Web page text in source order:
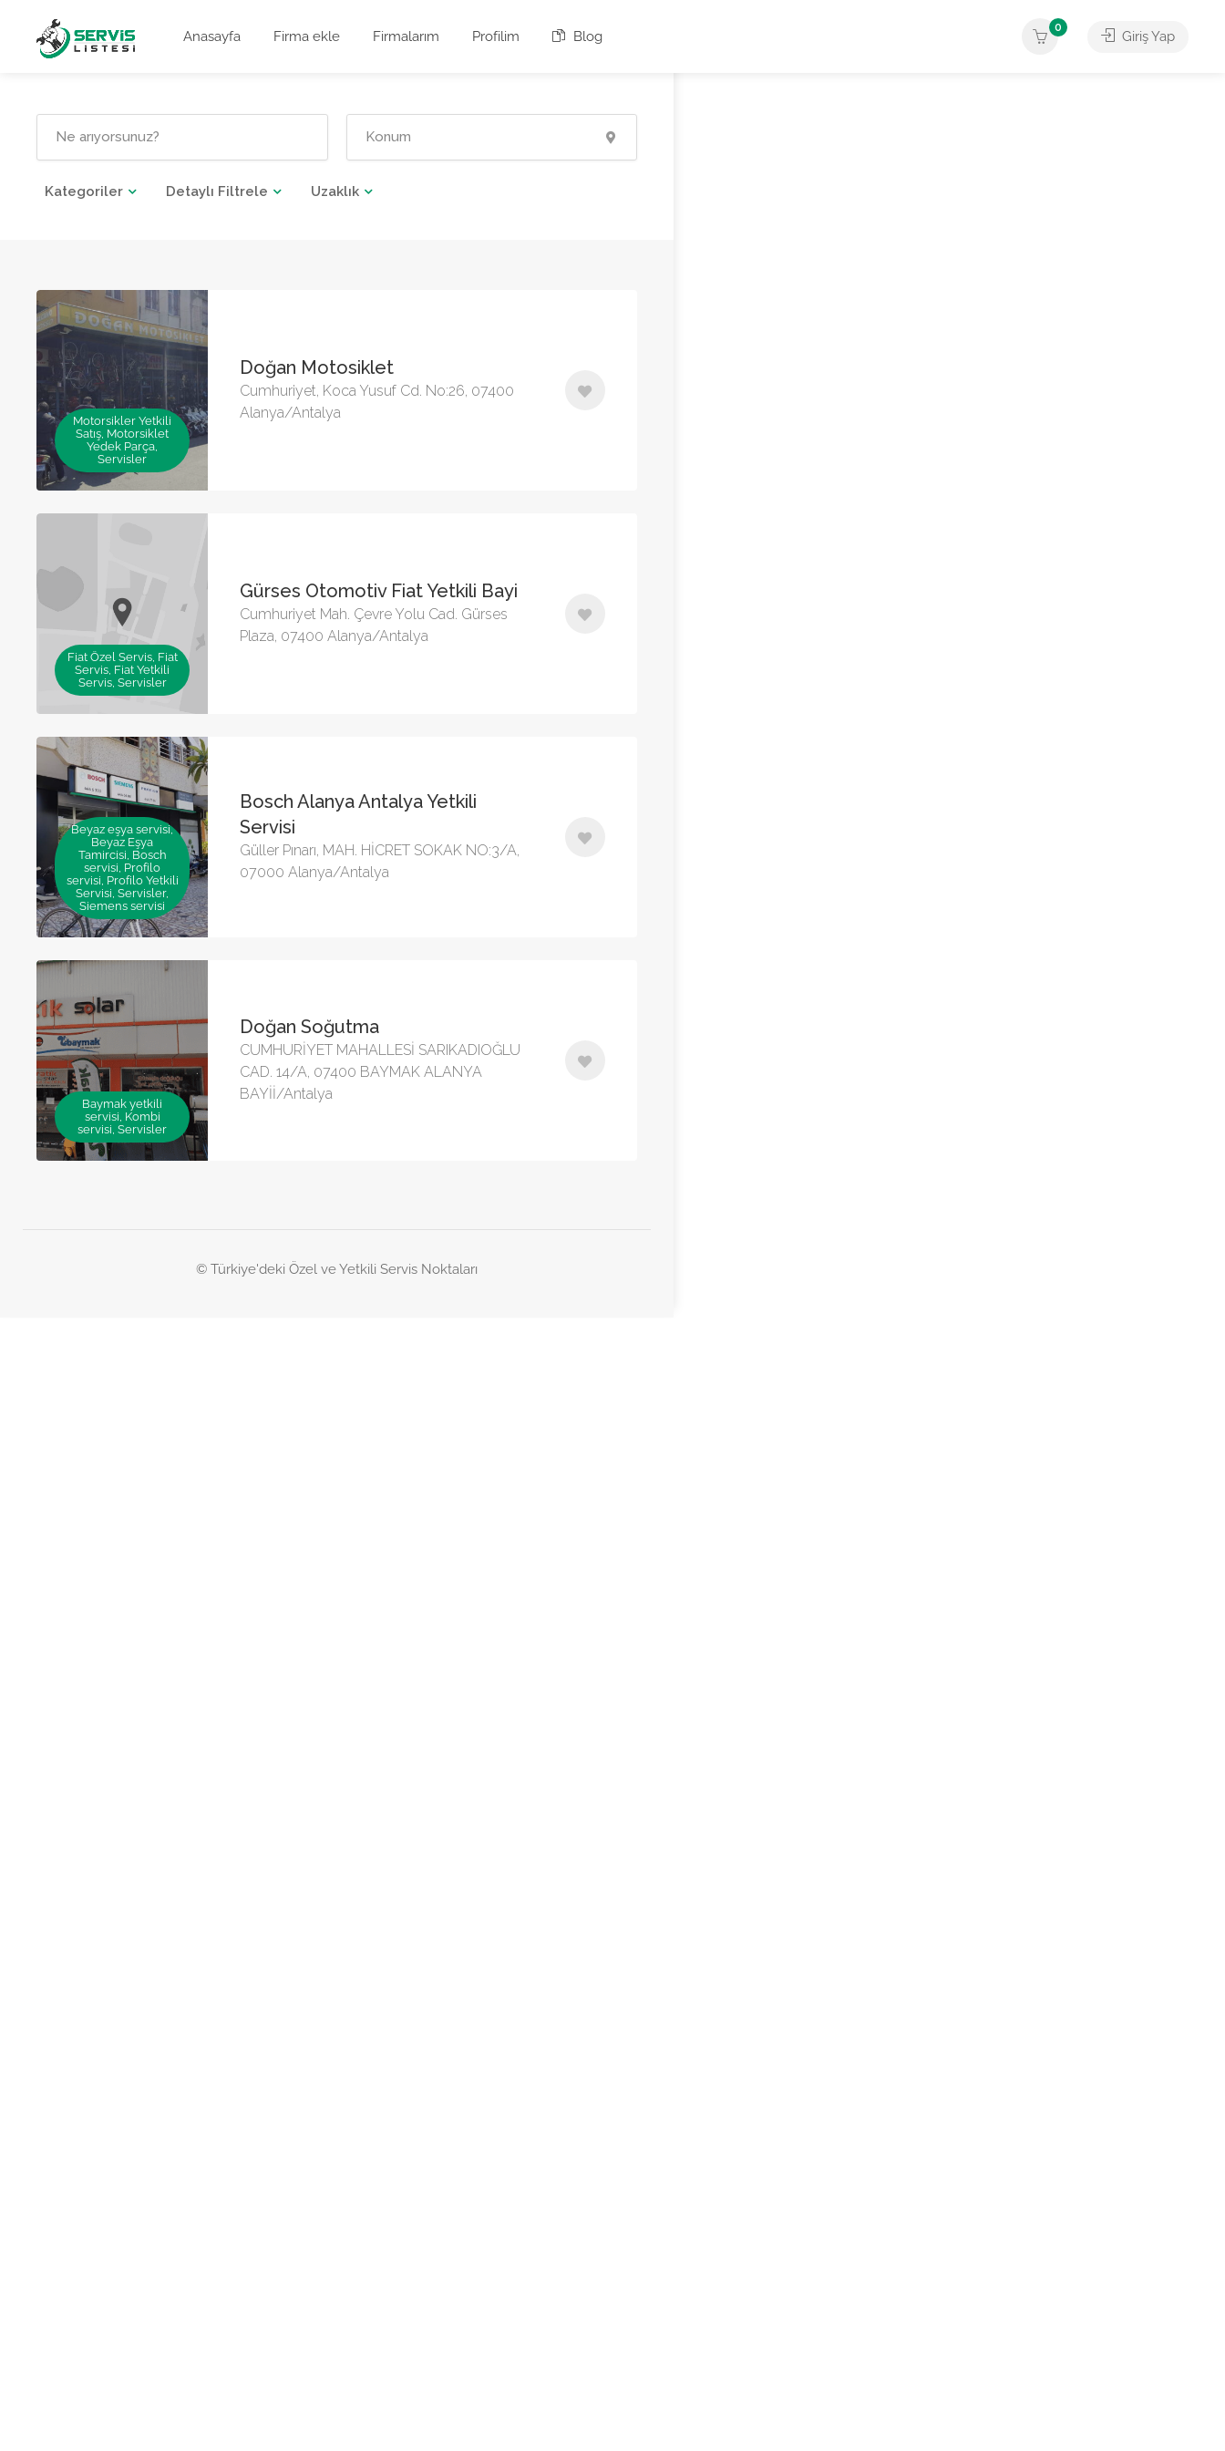
Anasayfa Firma ekle Firmalarım Profilim Blog
0
Giriş Yap
Kategoriler Detaylı Filtrele Uzaklık
Motorsikler Yetkili
Satış, Motorsiklet
Yedek Parça,
Servisler
Doğan Motosiklet
Cumhuriyet, Koca Yusuf Cd. No:26, 07400
Alanya/Antalya
Fiat Özel Servis, Fiat
Servis, Fiat Yetkili
Servis, Servisler
Gürses Otomotiv Fiat Yetkili Bayi
Cumhuriyet Mah. Çevre Yolu Cad. Gürses
Plaza, 07400 Alanya/Antalya
Beyaz eşya servisi,
Beyaz Eşya
Tamircisi, Bosch
servisi, Profilo
servisi, Profilo Yetkili
Servisi, Servisler,
Siemens servisi
Bosch Alanya Antalya Yetkili
Servisi
Güller Pınarı, MAH. HİCRET SOKAK NO:3/A,
07000 Alanya/Antalya
Baymak yetkili
servisi, Kombi
servisi, Servisler
Doğan Soğutma
CUMHURİYET MAHALLESİ SARIKADIOĞLU
CAD. 14/A, 07400 BAYMAK ALANYA
BAYİİ/Antalya
© Türkiye'deki Özel ve Yetkili Servis Noktaları